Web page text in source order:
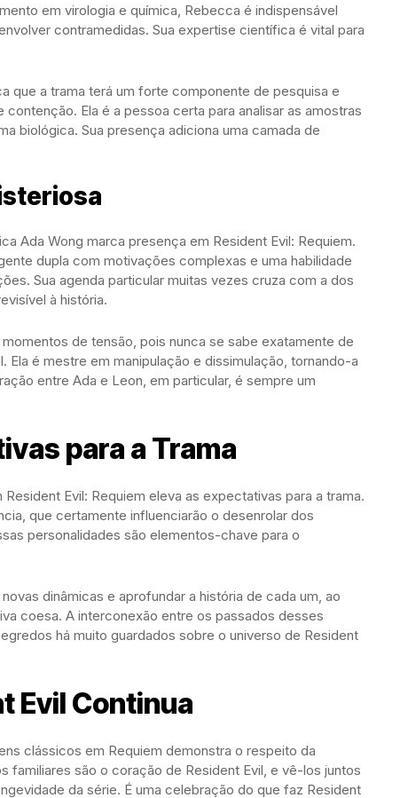
em virologia e química, Rebecca é indispensável
contramedidas. Sua expertise científica é vital para
que a trama terá um forte componente de pesquisa e
Ela é a pessoa certa para analisar as amostras
biológica. Sua presença adiciona uma camada de
Ada Wong marca presença em Resident Evil: Requiem.
dupla com motivações complexas e uma habilidade
Sua agenda particular muitas vezes cruza com a dos
à história.
de tensão, pois nunca se sabe exatamente de
Ela é mestre em manipulação e dissimulação, tornando-a
entre Ada e Leon, em particular, é sempre um
para a Trama
Evil: Requiem eleva as expectativas para a trama.
que certamente influenciarão o desenrolar dos
personalidades são elementos-chave para o
dinâmicas e aprofundar a história de cada um, ao
coesa. A interconexão entre os passados desses
há muito guardados sobre o universo de Resident
Evil Continua
clássicos em Requiem demonstra o respeito da
familiares são o coração de Resident Evil, e vê-los juntos
da série. É uma celebração do que faz Resident